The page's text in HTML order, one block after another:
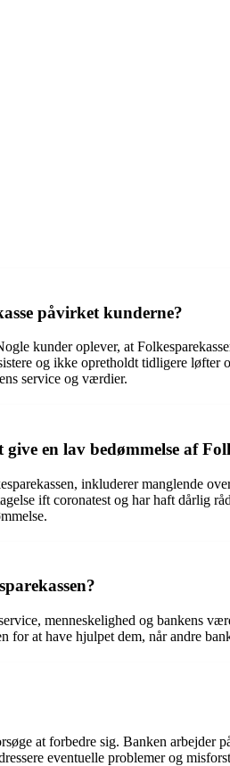
påvirket kunderne?
kunder oplever, at
og ikke opretholdt tidligere
service og værdier.
en lav bedømmelse af
inkluderer manglende
ift coronatest og har haft dårlig
menneskelighed og bankens
at have hjulpet dem, når andre
at forbedre sig. Banken
eventuelle problemer og